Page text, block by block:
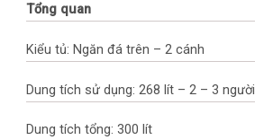
Tổng quan
Kiểu tủ: Ngăn đá trên – 2 cánh
Dung tích sử dụng: 268 lít – 2 – 3 người
Dung tích tổng: 300 lít